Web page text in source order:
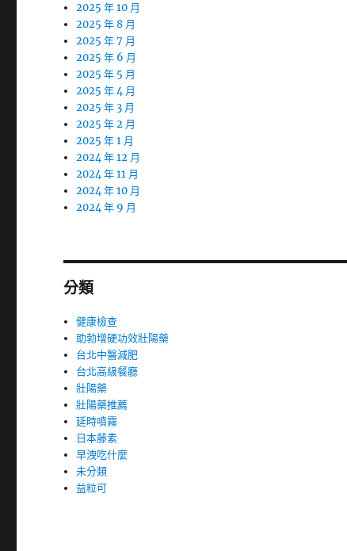
2025 年 10 月
2025 年 8 月
2025 年 7 月
2025 年 6 月
2025 年 5 月
2025 年 4 月
2025 年 3 月
2025 年 2 月
2025 年 1 月
2024 年 12 月
2024 年 11 月
2024 年 10 月
2024 年 9 月
分類
健康檢查
助勃增硬功效壯陽藥
台北中醫減肥
台北高級餐廳
壯陽藥
壯陽藥推薦
延時噴霧
日本藤素
早洩吃什麼
未分類
益粒可